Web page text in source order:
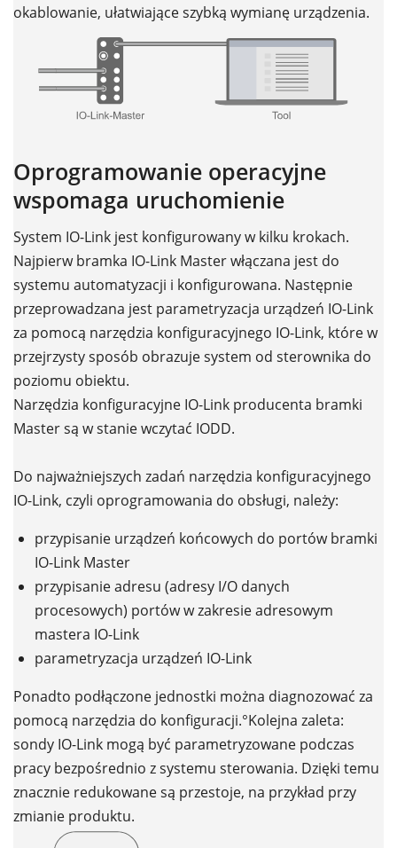
okablowanie, ułatwiające szybką wymianę urządzenia.
Oprogramowanie operacyjne
wspomaga uruchomienie
System IO-Link jest konfigurowany w kilku krokach.
Najpierw bramka IO-Link Master włączana jest do
systemu automatyzacji i konfigurowana. Następnie
przeprowadzana jest parametryzacja urządzeń IO-Link
za pomocą narzędzia konfiguracyjnego IO-Link, które w
przejrzysty sposób obrazuje system od sterownika do
poziomu obiektu.
Narzędzia konfiguracyjne IO-Link producenta bramki
Master są w stanie wczytać IODD.
Do najważniejszych zadań narzędzia konfiguracyjnego
IO-Link, czyli oprogramowania do obsługi, należy:
przypisanie urządzeń końcowych do portów bramki
IO-Link Master
przypisanie adresu (adresy I/O danych
procesowych) portów w zakresie adresowym
mastera IO-Link
parametryzacja urządzeń IO-Link
Ponadto podłączone jednostki można diagnozować za
pomocą narzędzia do konfiguracji.°Kolejna zaleta:
sondy IO-Link mogą być parametryzowane podczas
pracy bezpośrednio z systemu sterowania. Dzięki temu
znacznie redukowane są przestoje, na przykład przy
zmianie produktu.